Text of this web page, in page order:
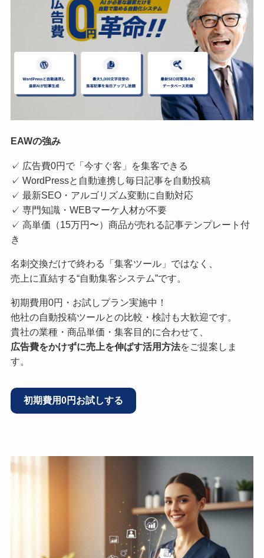
EAWの強み
✓ 広告費0円で「今すぐ客」を集客できる
✓ WordPressと自動連携し毎日記事を自動投稿
✓ 最新SEO・アルゴリズム変動に自動対応
✓ 専門知識・WEBマーケ人材が不要
✓ 高単価（15万円〜）商品が売れる記事テンプレート付
き
名刺交換だけで終わる「集客ツール」ではなく、
売上に直結する“自動集客システム”です。
初期費用0円・お試しプラン実施中！
他社の自動投稿ツールとの比較・検討も大歓迎です。
貴社の業種・商品単価・集客目的に合わせて、
広告費をかけずに売上を伸ばす活用方法をご提案しま
す。
初期費用0円お試しする